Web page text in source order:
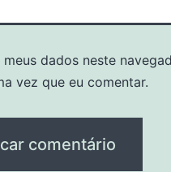
meus dados neste
vez que eu comentar.